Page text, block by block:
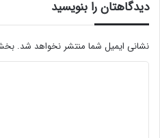
صرف کمی وقت، مهارت‌های
دیدگاهتان را بنویسید
نشانی ایمیل شما منتشر نخواهد شد.